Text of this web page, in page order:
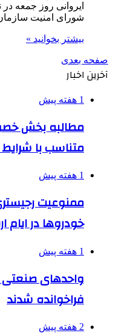
ایروانی روز جمعه در
شورای امنیت
بیشتر بخوانید »
صفحه بعدی
آخرین اخبار
1 هفته پیش
مطالبه بخش
متناسب با
1 هفته پیش
ممنوعیت
خودروها در ایام
1 هفته پیش
واحدهای صنعتی
فراخوانده شدند
2 هفته پیش